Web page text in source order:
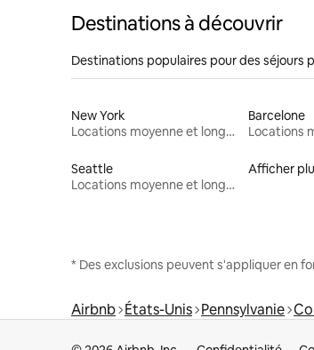
Destinations à découvrir
Destinations populaires pour des séjours
New York
Locations moyenne et longue durée
Barcelone
Seattle
Locations moyenne et longue durée
Afficher
* Des exclusions peuvent s'appliquer en
Airbnb États-Unis Pennsylvanie